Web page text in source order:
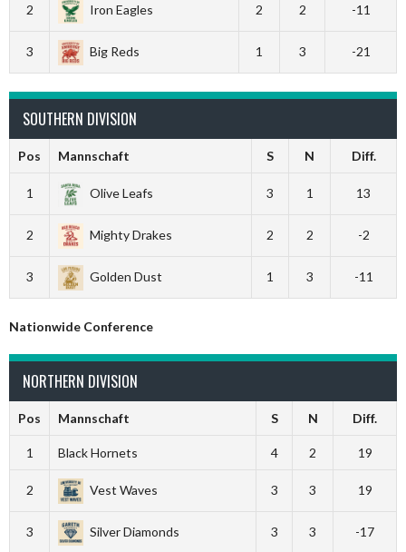
2 Iron Eagles 2 2 -11
3 Big Reds 1 3 -21
SOUTHERN DIVISION
Pos Mannschaft S N Diff.
1 Olive Leafs 3 1 13
2 Mighty Drakes 2 2 -2
3 Golden Dust 1 3 -11
Nationwide Conference
NORTHERN DIVISION
Pos Mannschaft S N Diff.
1 Black Hornets 4 2 19
2 Vest Waves 3 3 19
3 Silver Diamonds 3 3 -17